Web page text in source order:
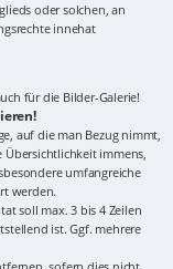
oder solchen, an
innehat
für die Bilder-Galerie!
auf die man Bezug nimmt,
immens,
umfangreiche
werden.
soll max. 3 bis 4 Zeilen
ist. Ggf. mehrere